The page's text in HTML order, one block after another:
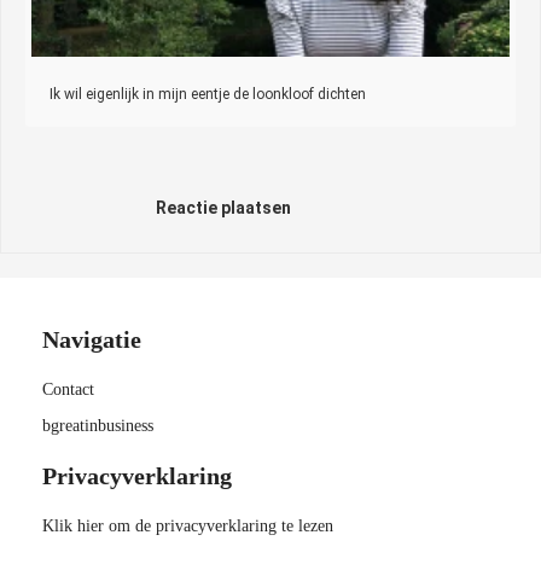
Ik wil eigenlijk in mijn eentje de loonkloof dichten
Reactie plaatsen
Navigatie
Contact
bgreatinbusiness
Privacyverklaring
Klik hier om de privacyverklaring te lezen